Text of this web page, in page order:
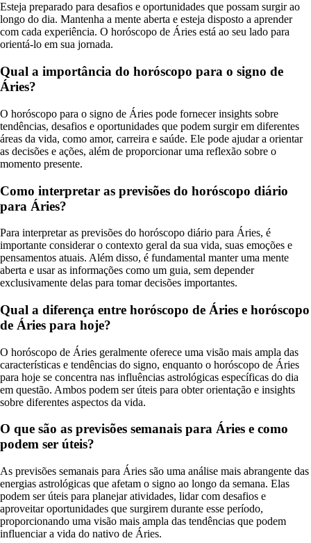
Esteja preparado para desafios e oportunidades que possam surgir ao
longo do dia. Mantenha a mente aberta e esteja disposto a aprender
com cada experiência. O horóscopo de Áries está ao seu lado para
orientá-lo em sua jornada.
Qual a importância do horóscopo para o signo de
Áries?
O horóscopo para o signo de Áries pode fornecer insights sobre
tendências, desafios e oportunidades que podem surgir em diferentes
áreas da vida, como amor, carreira e saúde. Ele pode ajudar a orientar
as decisões e ações, além de proporcionar uma reflexão sobre o
momento presente.
Como interpretar as previsões do horóscopo diário
para Áries?
Para interpretar as previsões do horóscopo diário para Áries, é
importante considerar o contexto geral da sua vida, suas emoções e
pensamentos atuais. Além disso, é fundamental manter uma mente
aberta e usar as informações como um guia, sem depender
exclusivamente delas para tomar decisões importantes.
Qual a diferença entre horóscopo de Áries e horóscopo
de Áries para hoje?
O horóscopo de Áries geralmente oferece uma visão mais ampla das
características e tendências do signo, enquanto o horóscopo de Áries
para hoje se concentra nas influências astrológicas específicas do dia
em questão. Ambos podem ser úteis para obter orientação e insights
sobre diferentes aspectos da vida.
O que são as previsões semanais para Áries e como
podem ser úteis?
As previsões semanais para Áries são uma análise mais abrangente das
energias astrológicas que afetam o signo ao longo da semana. Elas
podem ser úteis para planejar atividades, lidar com desafios e
aproveitar oportunidades que surgirem durante esse período,
proporcionando uma visão mais ampla das tendências que podem
influenciar a vida do nativo de Áries.